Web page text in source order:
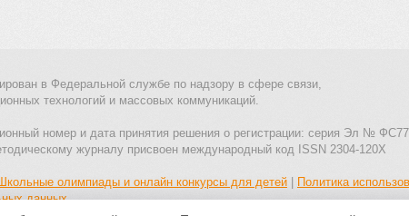
в Федеральной службе по надзору в сфере связи,
технологий и массовых коммуникаций.
номер и дата принятия решения о регистрации: серия Эл №
журналу присвоен международный код ISSN 2304-120X
олимпиады и онлайн конкурсы для детей Политика
данных